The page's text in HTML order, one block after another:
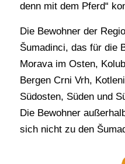
denn mit dem Pferd“
Die Bewohner der
Šumadinci, das für die
Morava im Osten,
Bergen Crni Vrh,
Südosten, Süden und
Die Bewohner
sich nicht zu den